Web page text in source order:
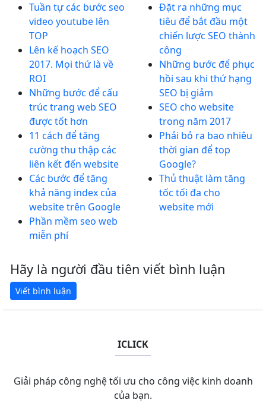
Tuần tự các bước seo
video youtube lên
TOP
Lên kế hoạch SEO
2017. Mọi thứ là về
ROI
Những bước để cấu
trúc trang web SEO
được tốt hơn
11 cách để tăng
cường thu thập các
liên kết đến website
Các bước để tăng
khả năng index của
website trên Google
Phần mềm seo web
miễn phí
Đặt ra những mục
tiêu để bắt đầu một
chiến lược SEO thành
công
Những bước để phục
hồi sau khi thứ hạng
SEO bị giảm
SEO cho website
trong năm 2017
Phải bỏ ra bao nhiêu
thời gian để top
Google?
Thủ thuật làm tăng
tốc tối đa cho
website mới
Hãy là người đầu tiên viết bình luận
ICLICK
Giải pháp công nghệ tối ưu cho công việc kinh doanh
của bạn.